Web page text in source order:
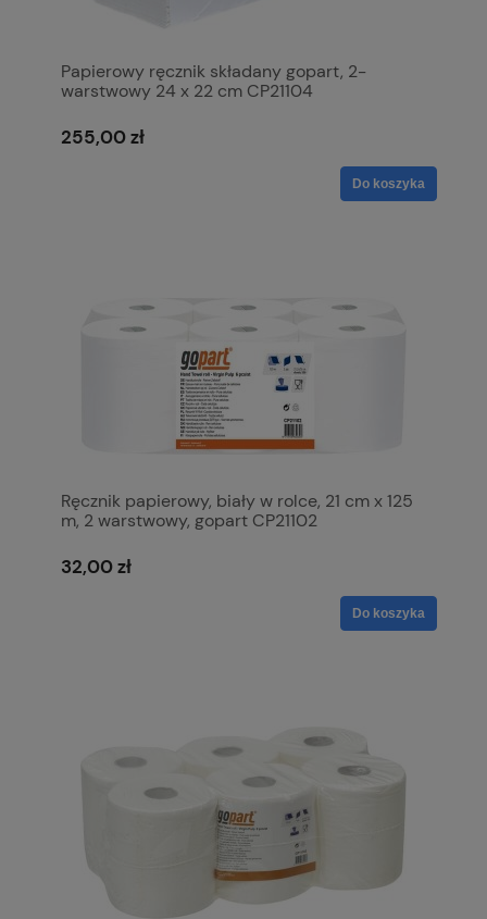
Papierowy ręcznik składany gopart, 2-
warstwowy 24 x 22 cm CP21104
255,00 zł
Do koszyka
Ręcznik papierowy, biały w rolce, 21 cm x 125
m, 2 warstwowy, gopart CP21102
32,00 zł
Do koszyka